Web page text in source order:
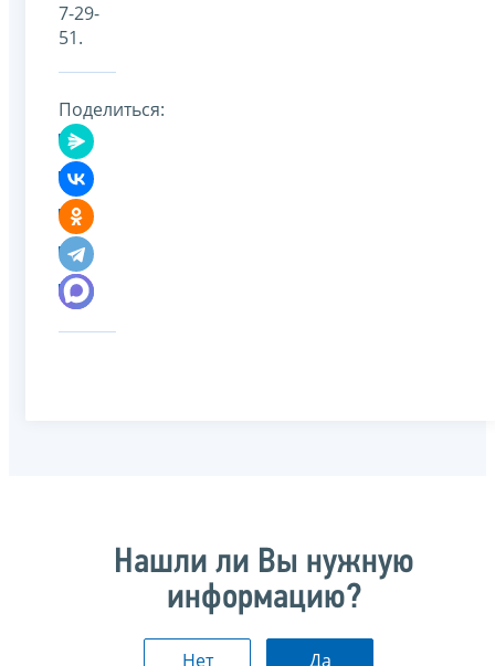
7-29-
51.
Поделиться:
Нашли ли Вы нужную
информацию?
Нет Да